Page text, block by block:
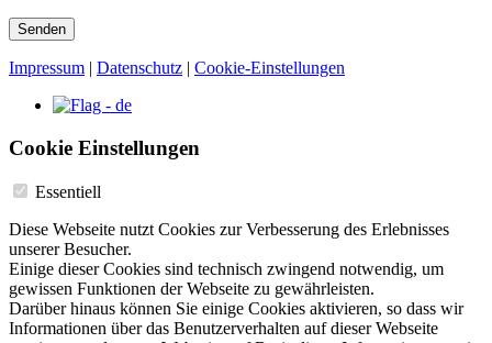
Senden
Impressum | Datenschutz | Cookie-Einstellungen
Cookie Einstellungen
Essentiell
Diese Webseite nutzt Cookies zur Verbesserung des Erlebnisses
unserer Besucher.
Einige dieser Cookies sind technisch zwingend notwendig, um
gewissen Funktionen der Webseite zu gewährleisten.
Darüber hinaus können Sie einige Cookies aktivieren, so dass wir
Informationen über das Benutzerverhalten auf dieser Webseite